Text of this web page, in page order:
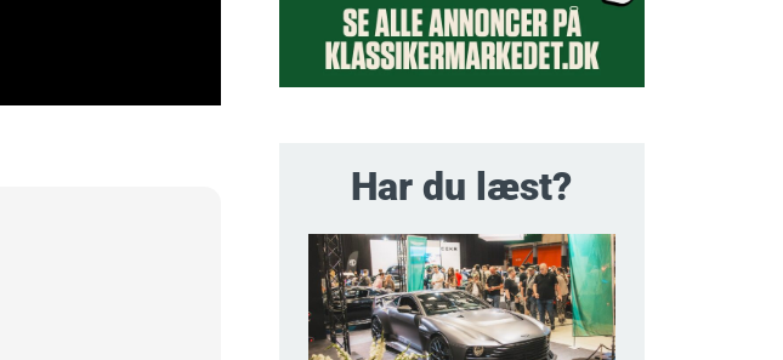
Har du læst?